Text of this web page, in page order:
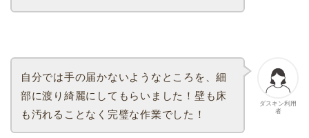
ダスキン利用
者
自分では手の届かないようなところを、細
部に渡り綺麗にしてもらいました！壁も床
も汚れることなく完璧な作業でした！